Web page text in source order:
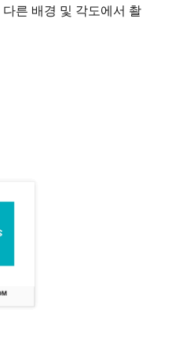
른 배경 및 각도에서 촬